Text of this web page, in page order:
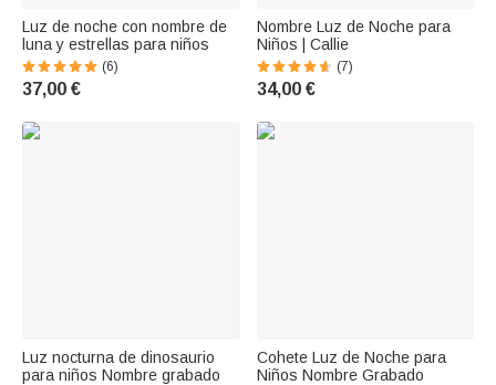
Luz de noche con nombre de
luna y estrellas para niños
(6)
37,00 €
Nombre Luz de Noche para
Niños | Callie
(7)
34,00 €
Luz nocturna de dinosaurio
para niños Nombre grabado
Cohete Luz de Noche para
Niños Nombre Grabado